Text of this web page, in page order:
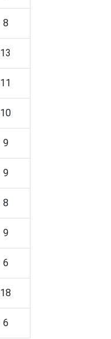
8
13
11
10
9
9
8
9
6
18
6